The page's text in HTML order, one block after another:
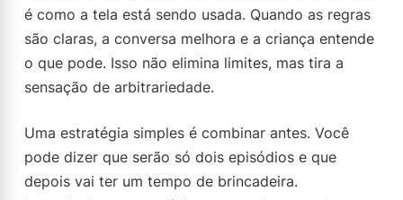
é como a tela está sendo usada. Quando as regras
são claras, a conversa melhora e a criança entende
o que pode. Isso não elimina limites, mas tira a
sensação de arbitrariedade.
Uma estratégia simples é combinar antes. Você
pode dizer que serão só dois episódios e que
depois vai ter um tempo de brincadeira.